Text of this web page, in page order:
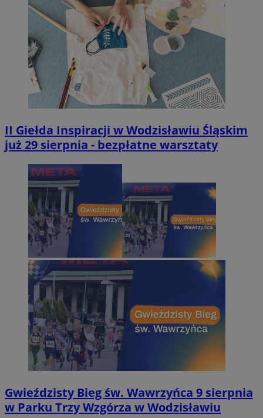
II Giełda Inspiracji w Wodzisławiu Śląskim
już 29 sierpnia - bezpłatne warsztaty
Gwieździsty Bieg św. Wawrzyńca 9 sierpnia
w Parku Trzy Wzgórza w Wodzisławiu